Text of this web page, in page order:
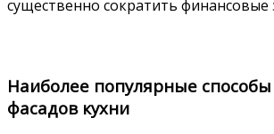
существенно сократить финансовые
Наиболее популярные
фасадов кухни